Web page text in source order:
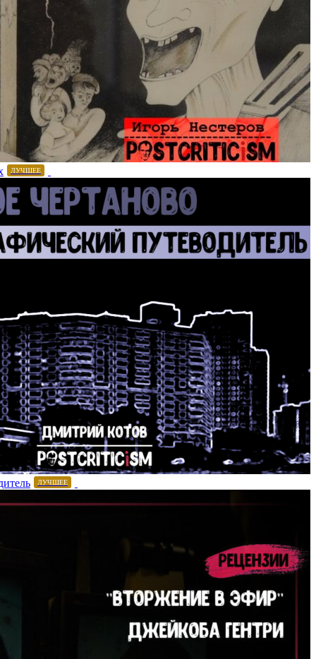
ЛУЧШЕЕ
ЛУЧШЕЕ